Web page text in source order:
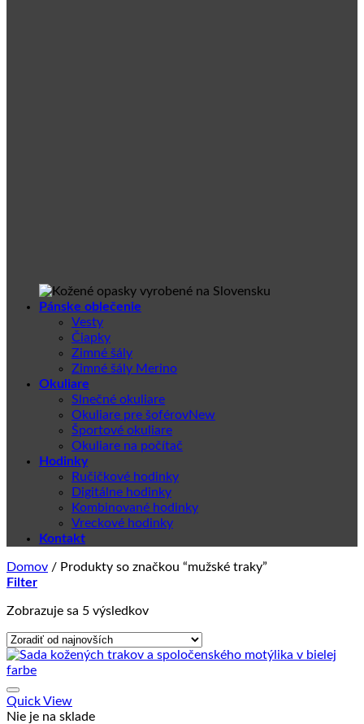
Pánske oblečenie
Vesty
Čiapky
Zimné šály
Zimné šály Merino
Okuliare
Slnečné okuliare
Okuliare pre šoférov
Športové okuliare
Okuliare na počítač
Hodinky
Ručičkové hodinky
Digitálne hodinky
Kombinované hodinky
Vreckové hodinky
Kontakt
Domov / Produkty so značkou “mužské traky”
Filter
Zobrazuje sa 5 výsledkovZoradené
najnovších
Quick View
Nie je na sklade